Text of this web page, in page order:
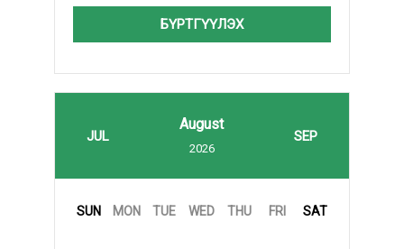
БҮРТГҮҮЛЭХ
JUL
August
2026
SEP
SUN MON TUE WED THU FRI SAT